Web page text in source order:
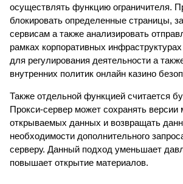
осуществлять функцию ограничителя.
блокировать определенные страницы,
сервисам а также анализировать
рамках корпоративных
для регулирования деятельности а
внутренних политик онлайн казино
Также отдельной функцией считается
Прокси-сервер может сохранять версии
открываемых данных и возвращать
необходимости дополнительного
серверу. Данный подход уменьшает
повышает открытие материалов.